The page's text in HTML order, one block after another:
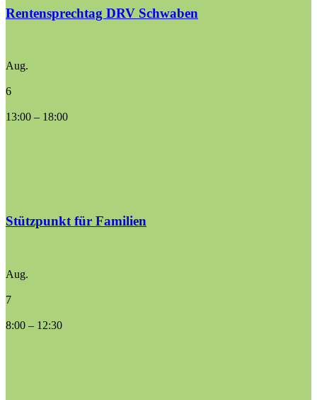
Rentensprechtag DRV Schwaben
Aug.
6
13:00 – 18:00
Stützpunkt für Familien
Aug.
7
8:00 – 12:30